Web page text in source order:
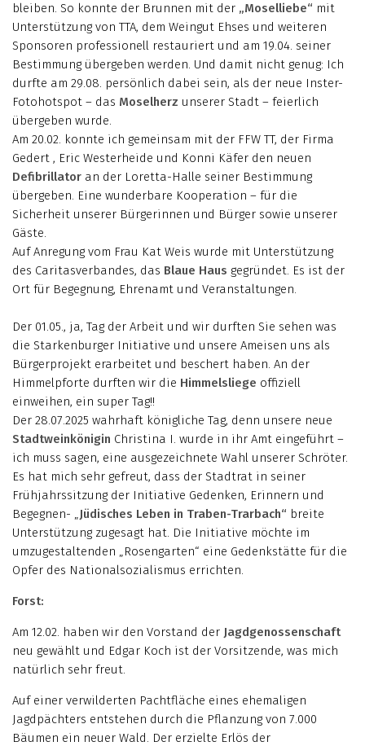
bleiben. So konnte der Brunnen mit der „Moselliebe“ mit
Unterstützung von TTA, dem Weingut Ehses und weiteren
Sponsoren professionell restauriert und am 19.04. seiner
Bestimmung übergeben werden. Und damit nicht genug: Ich
durfte am 29.08. persönlich dabei sein, als der neue Inster-
Fotohotspot – das Moselherz unserer Stadt – feierlich
übergeben wurde.
Am 20.02. konnte ich gemeinsam mit der FFW TT, der Firma
Gedert , Eric Westerheide und Konni Käfer den neuen
Defibrillator an der Loretta-Halle seiner Bestimmung
übergeben. Eine wunderbare Kooperation – für die
Sicherheit unserer Bürgerinnen und Bürger sowie unserer
Gäste.
Auf Anregung vom Frau Kat Weis wurde mit Unterstützung
des Caritasverbandes, das Blaue Haus gegründet. Es ist der
Ort für Begegnung, Ehrenamt und Veranstaltungen.
Der 01.05., ja, Tag der Arbeit und wir durften Sie sehen was
die Starkenburger Initiative und unsere Ameisen uns als
Bürgerprojekt erarbeitet und beschert haben. An der
Himmelpforte durften wir die Himmelsliege offiziell
einweihen, ein super Tag!!
Der 28.07.2025 wahrhaft königliche Tag, denn unsere neue
Stadtweinkönigin Christina I. wurde in ihr Amt eingeführt –
ich muss sagen, eine ausgezeichnete Wahl unserer Schröter.
Es hat mich sehr gefreut, dass der Stadtrat in seiner
Frühjahrssitzung der Initiative Gedenken, Erinnern und
Begegnen- „Jüdisches Leben in Traben-Trarbach“ breite
Unterstützung zugesagt hat. Die Initiative möchte im
umzugestaltenden „Rosengarten“ eine Gedenkstätte für die
Opfer des Nationalsozialismus errichten.
Forst:
Am 12.02. haben wir den Vorstand der Jagdgenossenschaft
neu gewählt und Edgar Koch ist der Vorsitzende, was mich
natürlich sehr freut.
Auf einer verwilderten Pachtfläche eines ehemaligen
Jagdpächters entstehen durch die Pflanzung von 7.000
Bäumen ein neuer Wald. Der erzielte Erlös der